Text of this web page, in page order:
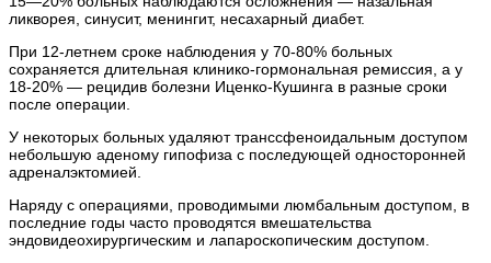
ликворея, синусит, менингит, несахарный диабет.
При 12-летнем сроке наблюдения у 70-80% больных
сохраняется длительная клинико-гормональная ремиссия, а у
18-20% — рецидив болезни Иценко-Кушинга в разные сроки
после операции.
У некоторых больных удаляют транссфеноидальным доступом
небольшую аденому гипофиза с последующей односторонней
адреналэктомией.
Наряду с операциями, проводимыми люмбальным доступом, в
последние годы часто проводятся вмешательства
эндовидеохирургическим и лапароскопическим доступом.